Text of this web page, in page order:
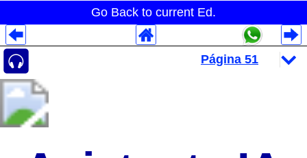
Go Back to current Ed.
Despliegues Analytics
Despliegues Totales
Despliegues por Rubros